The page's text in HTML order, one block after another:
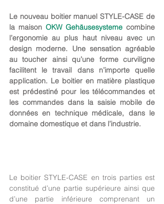
Le nouveau boitier manuel STYLE-CASE de
la maison OKW Gehäusesysteme combine
l’ergonomie au plus haut niveau avec un
design moderne. Une sensation agréable
au toucher ainsi qu’une forme curviligne
facilitent le travail dans n’importe quelle
application. Le boitier en matière plastique
est prédestiné pour les télécommandes et
les commandes dans la saisie mobile de
données en technique médicale, dans le
domaine domestique et dans l’industrie.
Le boitier STYLE-CASE en trois parties est
constitué d’une partie supérieure ainsi que
d’une partie inférieure comprenant un